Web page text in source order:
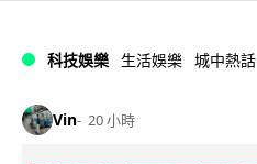
科技娛樂 生活娛樂 城中熱話
Vin 20 小時